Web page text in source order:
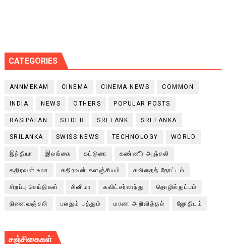
CATEGORIES
ANNMEKAM CINEMA CINEMA NEWS COMMON
INDIA NEWS OTHERS POPULAR POSTS
RASIPALAN SLIDER SRI LANK SRI LANKA
SRILANKA SWISS NEWS TECHNOLOGY WORLD
இந்தியா இலங்கை கட்டுரை கண்ணீர் அஞ்சலி
கதிரவன் உலா கதிரவன் களஞ்சியம் கவிதைத் தோட்டம்
சிறப்பு செய்திகள் சினிமா சுவிட்சர்லாந்து தொழில்நுட்பம்
நினைவஞ்சலி பலதும் பத்தும் மரண அறிவித்தல் ஜோதிடம்
சஞ்சிகைகள்